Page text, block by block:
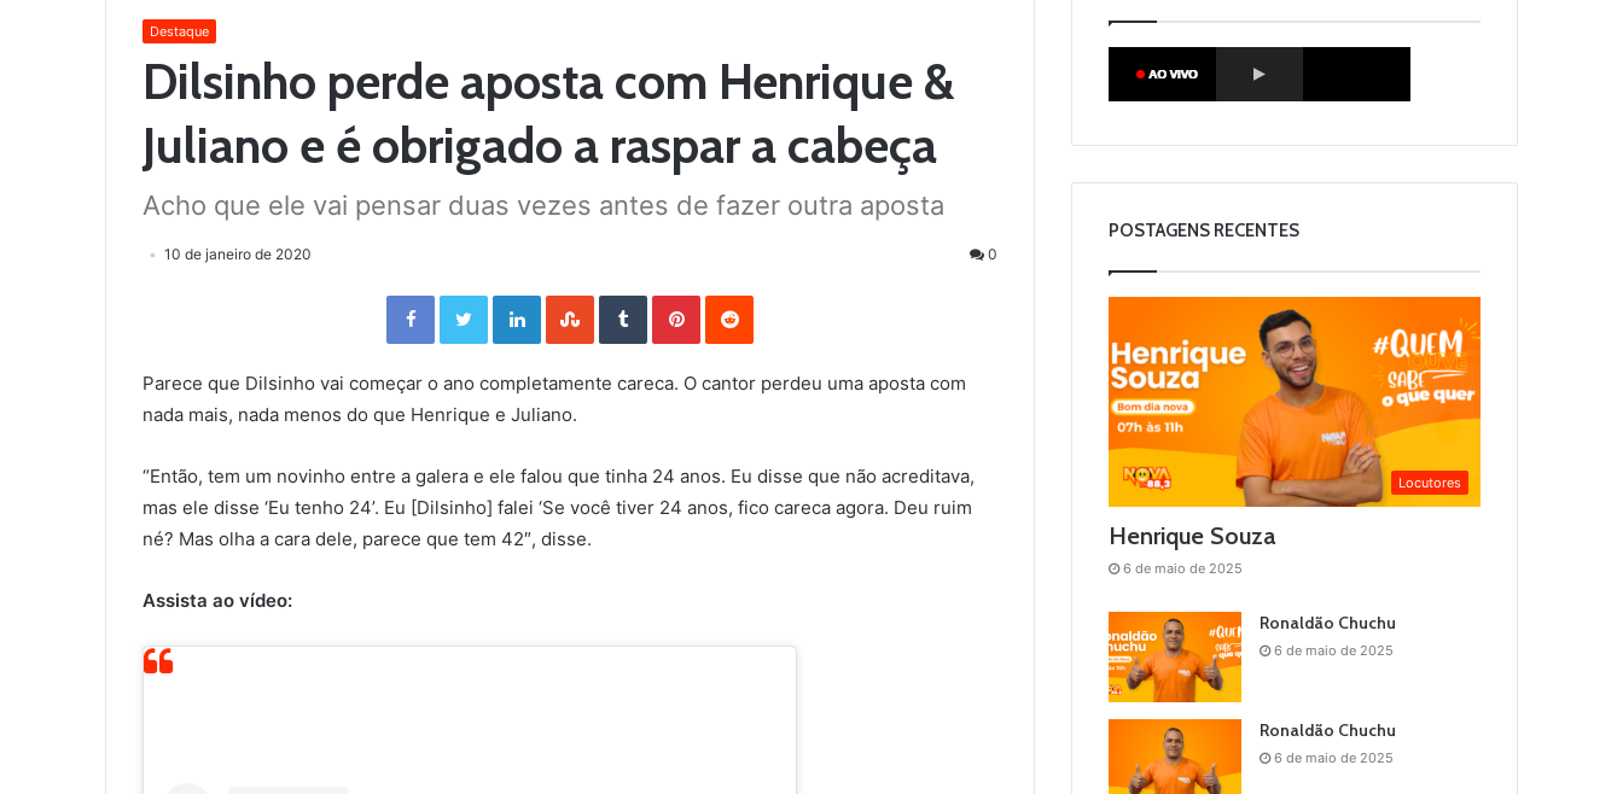
Destaque
Dilsinho perde aposta com Henrique &
Juliano e é obrigado a raspar a cabeça
Acho que ele vai pensar duas vezes antes de fazer outra aposta
10 de janeiro de 2020 0
Facebook Twitter LinkedIn StumbleUpon Tumblr Pinterest
Parece que Dilsinho vai começar o ano completamente careca. O cantor perdeu uma aposta com
nada mais, nada menos do que Henrique e Juliano.
“Então, tem um novinho entre a galera e ele falou que tinha 24 anos. Eu disse que não acreditava,
mas ele disse ‘Eu tenho 24’. Eu [Dilsinho] falei ‘Se você tiver 24 anos, fico careca agora. Deu ruim
né? Mas olha a cara dele, parece que tem 42″, disse.
Assista ao vídeo:
POSTAGENS RECENTES
Locutores
Henrique Souza
6 de maio de 2025
Ronaldão Chuchu
6 de maio de 2025
Ronaldão Chuchu
6 de maio de 2025